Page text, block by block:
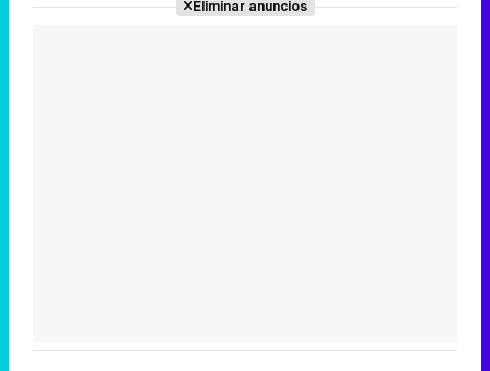
Eliminar anuncios